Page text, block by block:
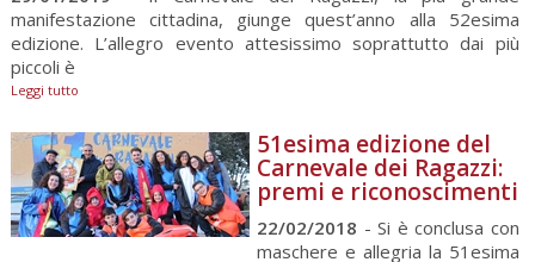
29/01/2019- Il Carnevale dei
Ragazzi, la più grande
manifestazione cittadina, giunge quest’anno alla 52esima
edizione. L’allegro evento attesissimo soprattutto dai più
Leggi tutto
51esima edizione del
Carnevale dei Ragazzi:
premi e riconoscimenti